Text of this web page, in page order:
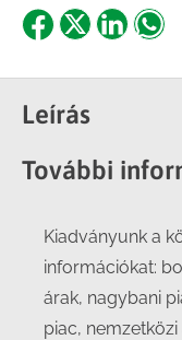
Share
Facebook
Share
X
Share
Leírás
További
Kiadványunk a
információkat:
árak, nagybani
piac,